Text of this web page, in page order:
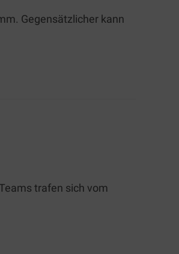
Gegensätzlicher kann
trafen sich vom